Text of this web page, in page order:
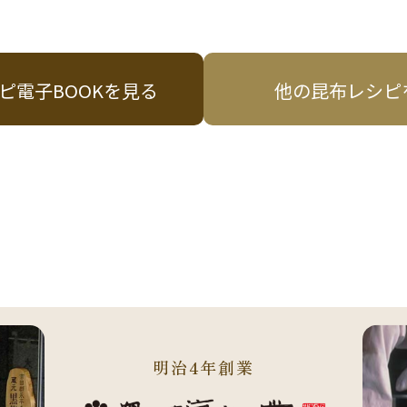
電子BOOKを見る 他の昆布レシ
明治4年創業